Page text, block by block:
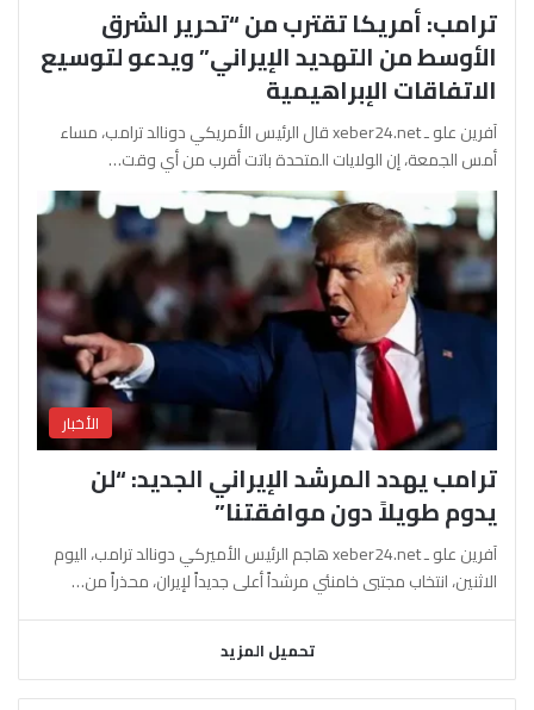
ترامب: أمريكا تقترب من “تحرير الشرق
الأوسط من التهديد الإيراني” ويدعو لتوسيع
الاتفاقات الإبراهيمية
آفرين علو ـ xeber24.net قال الرئيس الأمريكي دونالد ترامب، مساء
أمس الجمعة، إن الولايات المتحدة باتت أقرب من أي وقت…
الأخبار
ترامب يهدد المرشد الإيراني الجديد: “لن
يدوم طويلاً دون موافقتنا”
آفرين علو ـ xeber24.net هاجم الرئيس الأميركي دونالد ترامب، اليوم
الاثنين، انتخاب مجتبى خامنئي مرشداً أعلى جديداً لإيران، محذراً من…
تحميل المزيد